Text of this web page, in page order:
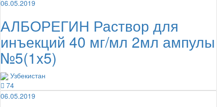
06.05.2019
АЛБОРЕГИН Раствор для
инъекций 40 мг/мл 2мл ампулы
№5(1x5)
Узбекистан
74
06.05.2019